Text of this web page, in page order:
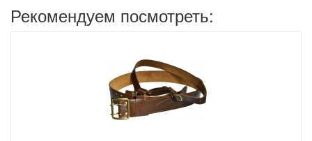
Рекомендуем посмотреть: